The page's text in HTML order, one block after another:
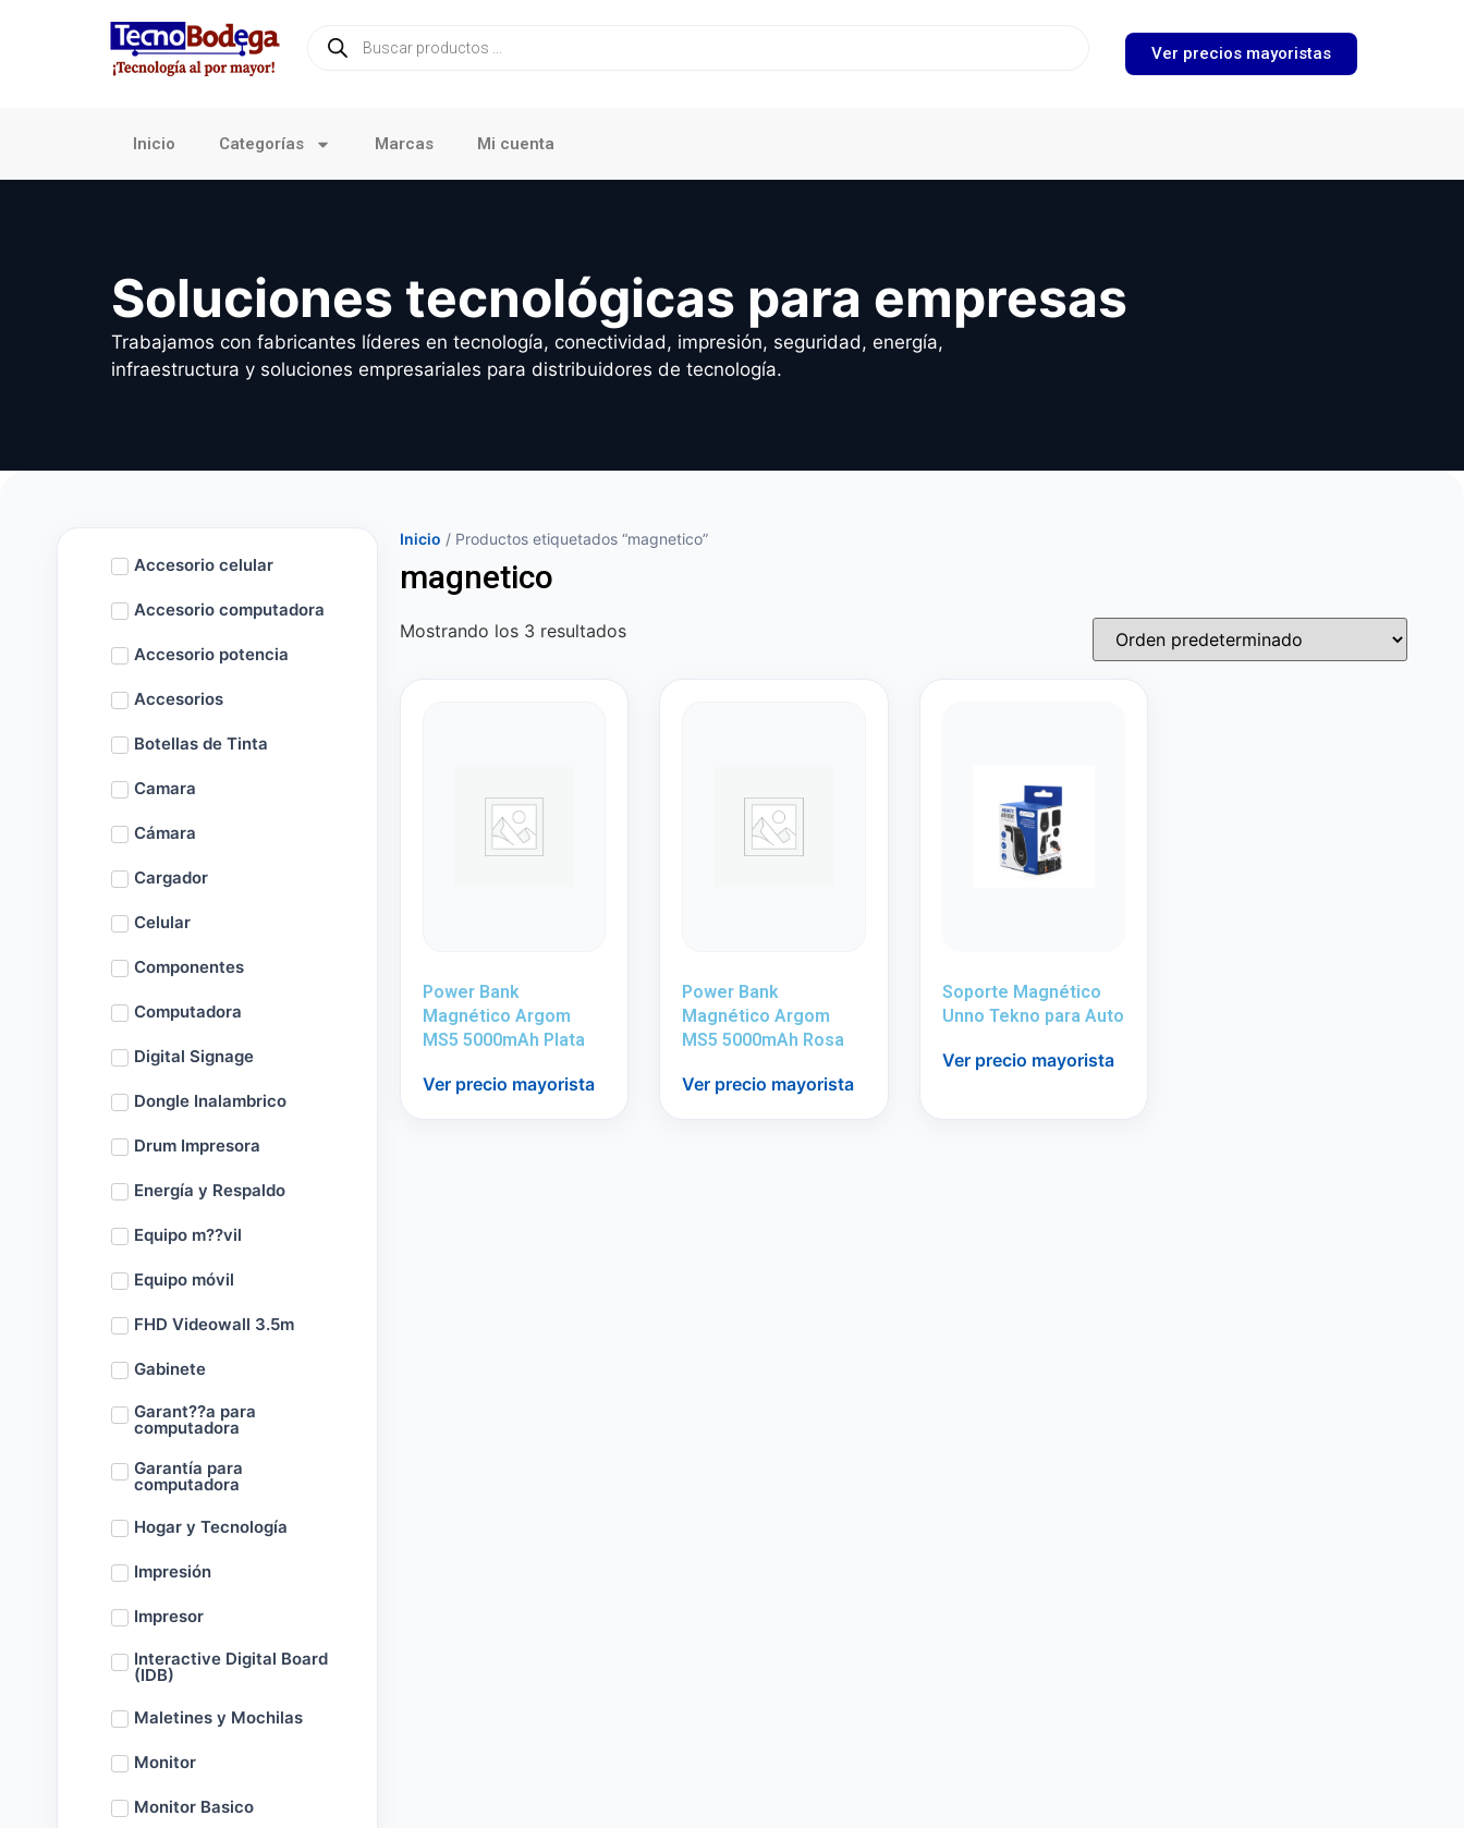
Ver precios mayoristas
Inicio Categorías Marcas Mi cuenta
Soluciones tecnológicas para empresas
Trabajamos con fabricantes líderes en tecnología, conectividad, impresión, seguridad, energía,
infraestructura y soluciones empresariales para distribuidores de tecnología.
Accesorio celular
Accesorio computadora
Accesorio potencia
Accesorios
Botellas de Tinta
Camara
Cámara
Cargador
Celular
Componentes
Computadora
Digital Signage
Dongle Inalambrico
Drum Impresora
Energía y Respaldo
Equipo m??vil
Equipo móvil
FHD Videowall 3.5m
Gabinete
Garant??a para
computadora
Garantía para
computadora
Hogar y Tecnología
Impresión
Impresor
Interactive Digital Board
(IDB)
Maletines y Mochilas
Monitor
Monitor Basico
Inicio / Productos etiquetados “magnetico”
magnetico
Mostrando los 3 resultados
Power Bank
Magnético Argom
MS5 5000mAh Plata
Ver precio mayorista
Power Bank
Magnético Argom
MS5 5000mAh Rosa
Ver precio mayorista
Soporte Magnético
Unno Tekno para Auto
Ver precio mayorista